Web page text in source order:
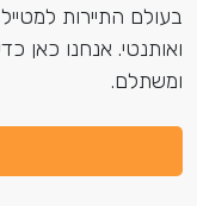
בעולם התיירות
ואותנטי. אנחנו כאן
ומשתלם.